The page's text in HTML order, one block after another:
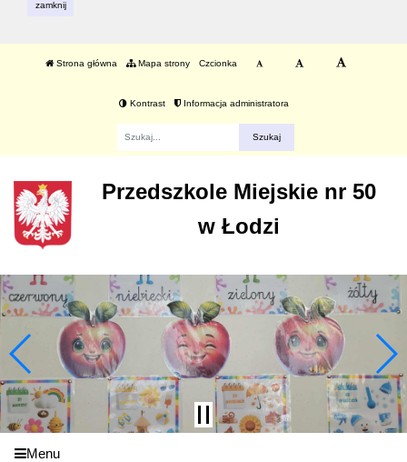
zamknij
Strona główna Mapa strony Czcionka
Kontrast Informacja administratora
Przedszkole Miejskie nr 50
w Łodzi
Menu